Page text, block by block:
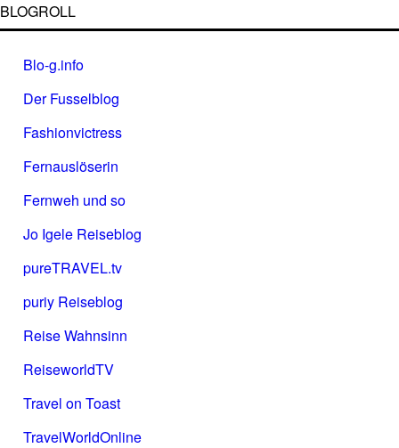
BLOGROLL
Blo-g.info
Der Fusselblog
Fashionvictress
Fernauslöserin
Fernweh und so
Jo Igele Reiseblog
pureTRAVEL.tv
puriy Reiseblog
Reise Wahnsinn
ReiseworldTV
Travel on Toast
TravelWorldOnline